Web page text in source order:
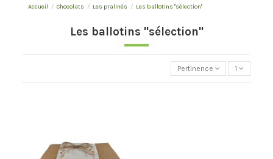
Accueil Chocolats Les pralinés Les ballotins ''sélection''
Les ballotins ''sélection''
Pertinence 1